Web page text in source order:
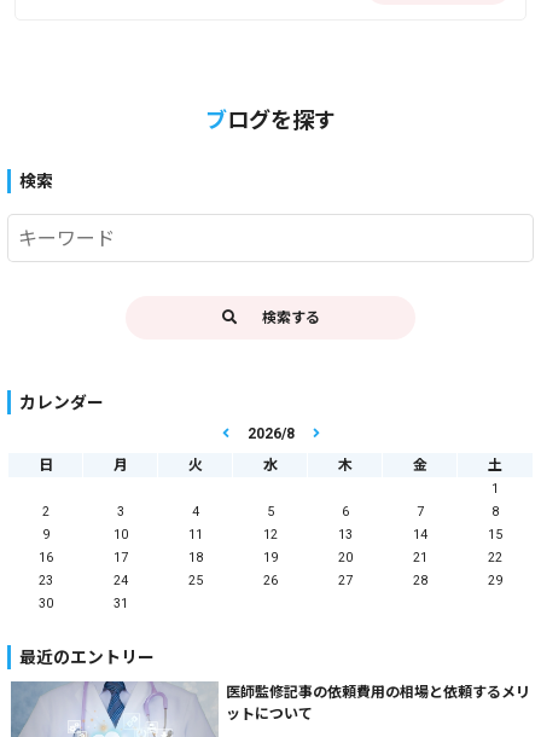
ブログを探す
検索
検索する
カレンダー
2026/8
日
月 火 水 木 金 土
1
2
3 4 5 6 7
8
9
10 11 12 13 14
15
16
17 18 19 20 21
22
23
24 25 26 27 28
29
30
31
最近のエントリー
医師監修記事の依頼費用の相場と依頼するメリ
ットについて